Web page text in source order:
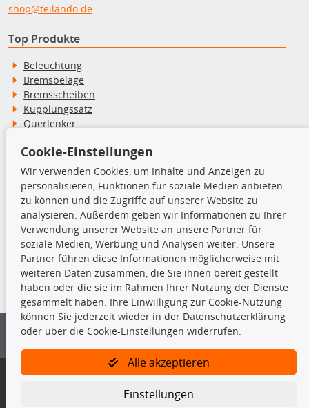
shop@teilando.de
Top Produkte
Beleuchtung
Bremsbeläge
Bremsscheiben
Kupplungssatz
Querlenker
Stoßdämpfer
TecDoc Inside
Die hier angezeigten Daten insbesondere die gesamte Datenbank dürfen
nicht kopiert werden.
Es ist zu unterlassen, die Daten oder die gesamte Datenbank ohne
vorherige Zustimmung von TecDoc zu vervielfältigen, zu verbreiten
und/oder diese Handlungen durch Dritte ausführen zu lassen. Ein
Bitte prüfen Sie, ob das über unseren Onlineshop identifizierte Ersatzteil
Gegebenenfalls sind ergänzende Informationen notwendig, um
Cookie-Einstellungen
Wir verwenden Cookies, um Inhalte und Anzeigen zu
personalisieren, Funktionen für soziale Medien anbieten
zu können und die Zugriffe auf unserer Website zu
analysieren. Außerdem geben wir Informationen zu Ihrer
Verwendung unserer Website an unsere Partner für
soziale Medien, Werbung und Analysen weiter. Unsere
Partner führen diese Informationen möglicherweise mit
weiteren Daten zusammen, die Sie ihnen bereit gestellt
haben oder die sie im Rahmen Ihrer Nutzung der Dienste
gesammelt haben. Ihre Einwilligung zur Cookie-Nutzung
können Sie jederzeit wieder in der Datenschutzerklärung
oder über die Cookie-Einstellungen widerrufen.
Alle akzeptieren
Einstellungen